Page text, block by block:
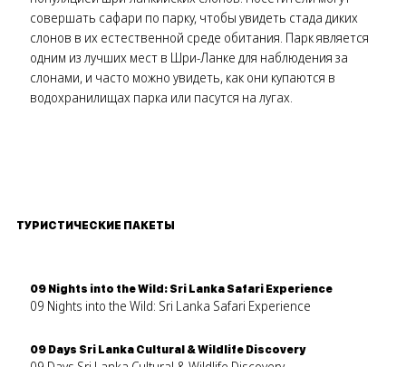
совершать сафари по парку, чтобы увидеть стада диких
слонов в их естественной среде обитания. Парк является
одним из лучших мест в Шри-Ланке для наблюдения за
слонами, и часто можно увидеть, как они купаются в
водохранилищах парка или пасутся на лугах.
ТУРИСТИЧЕСКИЕ ПАКЕТЫ
09 Nights into the Wild: Sri Lanka Safari Experience
09 Nights into the Wild: Sri Lanka Safari Experience
09 Days Sri Lanka Cultural & Wildlife Discovery